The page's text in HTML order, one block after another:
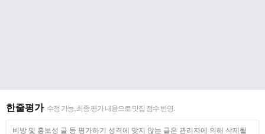
한줄평가 수정 가능, 최종 평가 내용으로 맛집 점수 반영.